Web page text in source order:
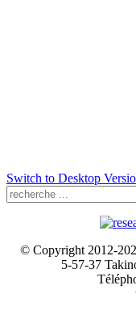
Switch to Desktop
© Copyright 2012-
5-57-37